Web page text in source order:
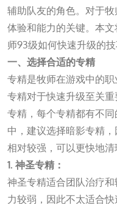
辅助队友的角色。对于
体验和能力的关键。本
师93级如何快速升级的技
一、选择合适的专精
专精是牧师在游戏中的
专精对于快速升级至关
专精，每个专精都有不
中，建议选择暗影专精
相对较强，可以更快地清
1. 神圣专精：
神圣专精适合团队治疗
力较弱，因此不太适合